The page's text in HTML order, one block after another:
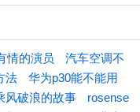
情的演员
汽车空调不
法
华为p30能不能用
风破浪的故事
rosense